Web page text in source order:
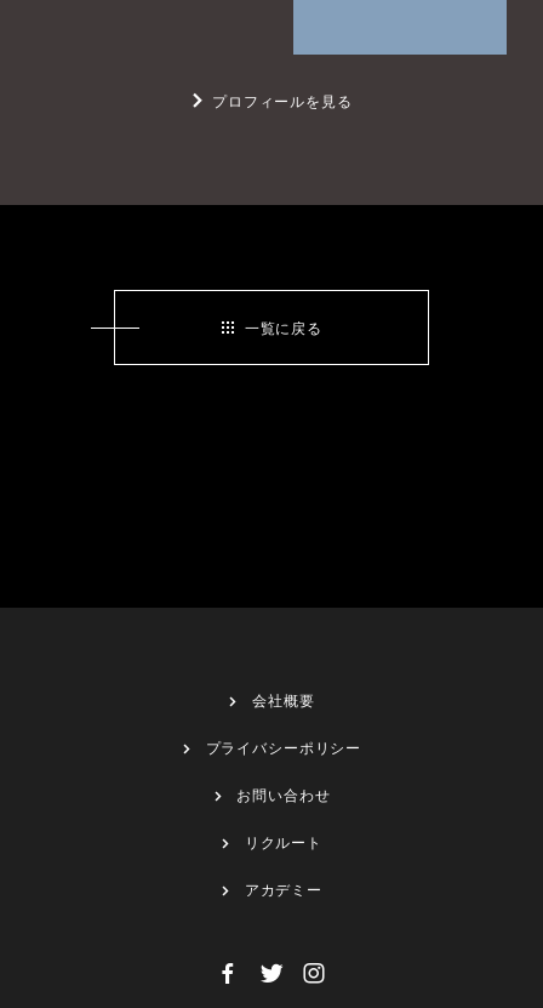
プロフィールを見る
一覧に戻る
会社概要
プライバシーポリシー
お問い合わせ
リクルート
アカデミー